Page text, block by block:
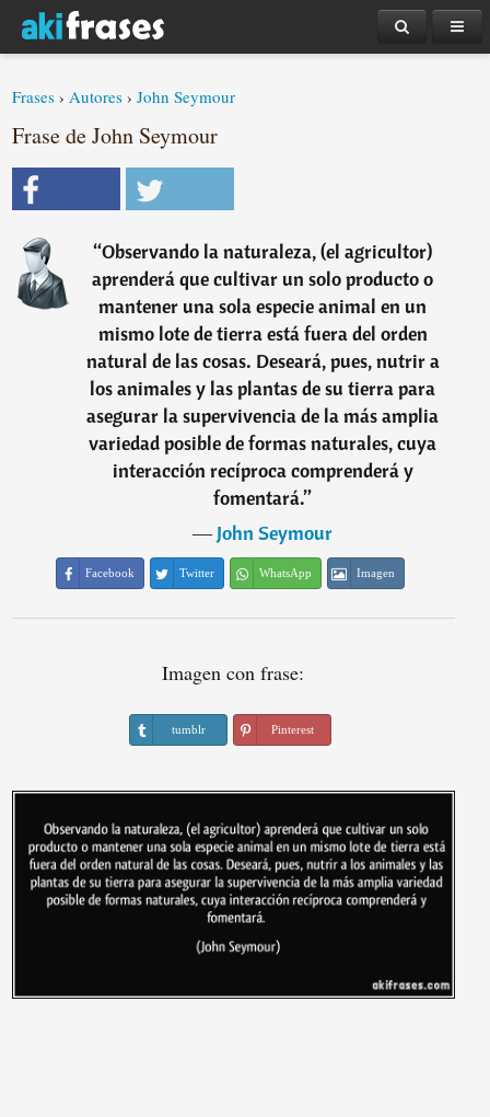
Frases ›Autores ›John Seymour
Frase de John Seymour
“Observando la naturaleza, (el agricultor)
aprenderá que cultivar un solo producto o
mantener una sola especie animal en un
mismo lote de tierra está fuera del orden
natural de las cosas. Deseará, pues, nutrir a
los animales y las plantas de su tierra para
asegurar la supervivencia de la más amplia
variedad posible de formas naturales, cuya
interacción recíproca comprenderá y
fomentará.”
―John Seymour
Facebook Twitter WhatsApp Imagen
Imagen con frase:
tumblr Pinterest